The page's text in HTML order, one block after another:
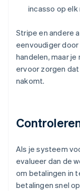
incasso op
Stripe en andere
eenvoudiger
handelen, maar
ervoor zorgen
nakomt.
Als je systeem
evalueer dan de
om betalingen in
betalingen snel